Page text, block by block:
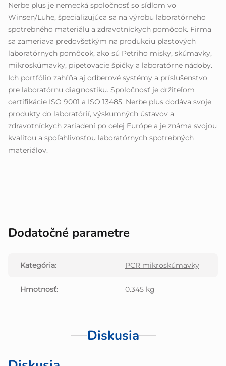
Nerbe plus je nemecká spoločnosť so sídlom vo
Winsen/Luhe, špecializujúca sa na výrobu laboratórneho
spotrebného materiálu a zdravotníckych pomôcok. Firma
sa zameriava predovšetkým na produkciu plastových
laboratórnych pomôcok, ako sú Petriho misky, skúmavky,
mikroskúmavky, pipetovacie špičky a laboratórne nádoby.
Ich portfólio zahŕňa aj odberové systémy a príslušenstvo
pre laboratórnu diagnostiku. Spoločnosť je držiteľom
certifikácie ISO 9001 a ISO 13485. Nerbe plus dodáva svoje
produkty do laboratórií, výskumných ústavov a
zdravotníckych zariadení po celej Európe a je známa svojou
kvalitou a spoľahlivosťou laboratórnych spotrebných
materiálov.
Dodatočné parametre
Kategória: PCR mikroskúmavky
Hmotnosť: 0.345 kg
Diskusia